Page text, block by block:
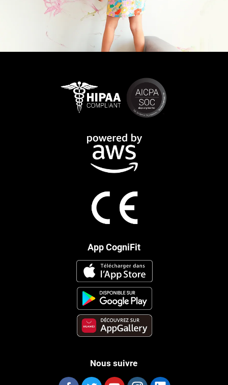
App CogniFit
Nous suivre